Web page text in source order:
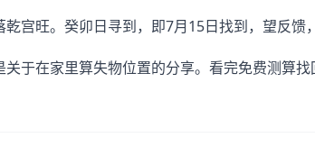
宫旺。癸卯日寻到，即7月15日找到，望反馈
于在家里算失物位置的分享。看完免费测算